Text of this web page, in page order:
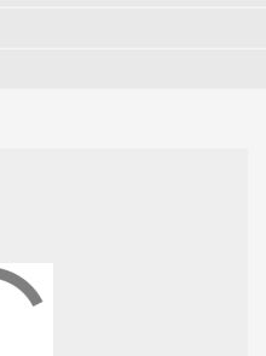
d’Italia” nel 2008.